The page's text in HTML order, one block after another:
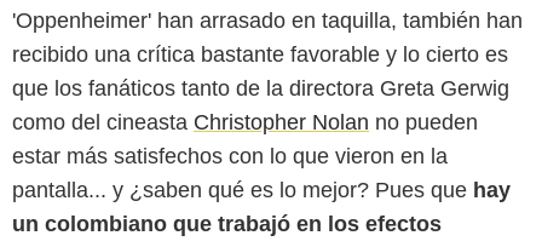
'Oppenheimer' han arrasado en taquilla, también han
recibido una crítica bastante favorable y lo cierto es
que los fanáticos tanto de la directora Greta Gerwig
como del cineasta Christopher Nolan no pueden
estar más satisfechos con lo que vieron en la
pantalla... y ¿saben qué es lo mejor? Pues que hay
un colombiano que trabajó en los efectos